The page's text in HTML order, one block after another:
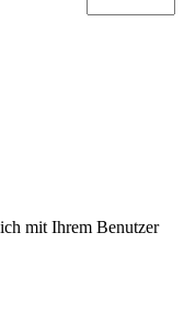
mit Ihrem Benutzer